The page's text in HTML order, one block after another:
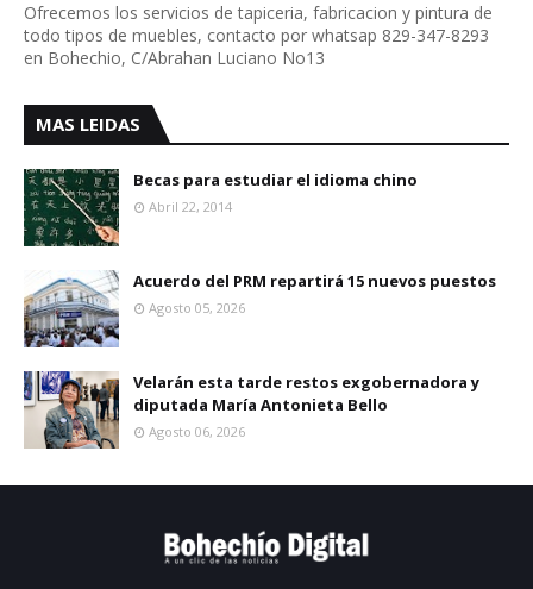
Ofrecemos los servicios de tapiceria, fabricacion y pintura de
todo tipos de muebles, contacto por whatsap 829-347-8293
en Bohechio, C/Abrahan Luciano No13
MAS LEIDAS
Becas para estudiar el idioma chino
Abril 22, 2014
Acuerdo del PRM repartirá 15 nuevos puestos
Agosto 05, 2026
Velarán esta tarde restos exgobernadora y
diputada María Antonieta Bello
Agosto 06, 2026